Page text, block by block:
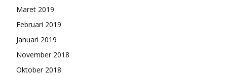
Maret 2019
Februari 2019
Januari 2019
November 2018
Oktober 2018